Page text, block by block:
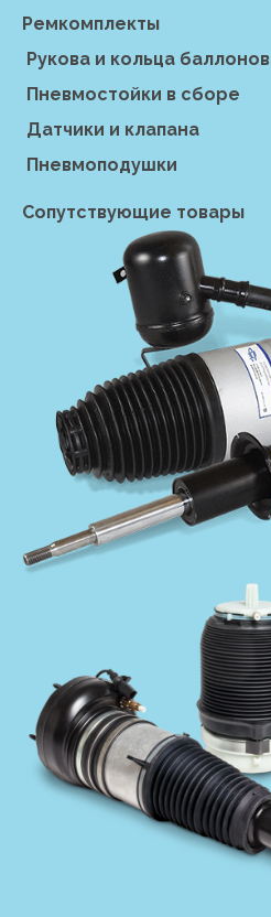
Ремкомплекты
Рукова и кольца баллонов
Пневмостойки в сборе
Датчики и клапана
Пневмоподушки
Сопутствующие товары